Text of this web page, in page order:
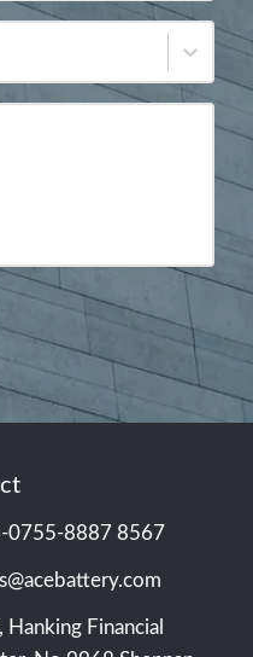
0755-8887 8567
Hanking Financial